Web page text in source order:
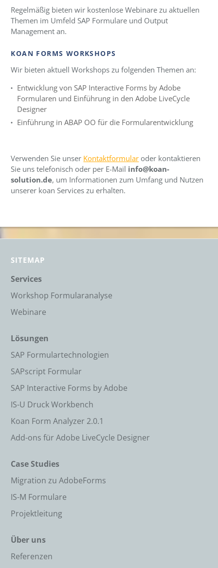
Regelmäßig bieten wir kostenlose Webinare zu aktuellen
Themen im Umfeld SAP Formulare und Output
Management an.
KOAN FORMS WORKSHOPS
Wir bieten aktuell Workshops zu folgenden Themen an:
Entwicklung von SAP Interactive Forms by Adobe
Formularen und Einführung in den Adobe LiveCycle
Designer
Einführung in ABAP OO für die Formularentwicklung
Verwenden Sie unser Kontaktformular oder kontaktieren
Sie uns telefonisch oder per E-Mail info@koan-
solution.de, um Informationen zum Umfang und Nutzen
unserer koan Services zu erhalten.
SITEMAP
Services
Workshop Formularanalyse
Webinare
Lösungen
SAP Formulartechnologien
SAPscript Formular
SAP Interactive Forms by Adobe
IS-U Druck Workbench
Koan Form Analyzer 2.0.1
Add-ons für Adobe LiveCycle Designer
Case Studies
Migration zu AdobeForms
IS-M Formulare
Projektleitung
Über uns
Referenzen